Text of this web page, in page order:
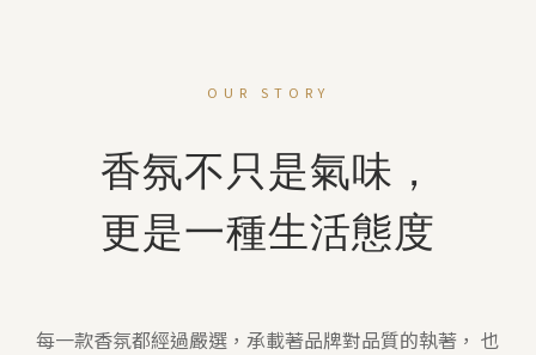
OUR STORY
香氛不只是氣味，
更是一種生活態度
每一款香氛都經過嚴選，承載著品牌對品質的執著， 也